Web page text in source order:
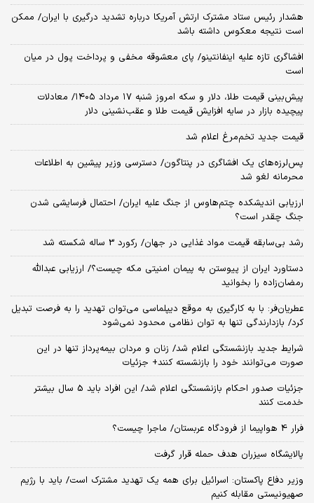
هشدار رئیس ستاد مشترک ارتش آمریکا درباره تشدید درگیری با ایران/ ممکن
است نتیجه معکوس داشته باشد
افشاگری تازه علیه اینفانتینو/ پای معشوقه مخفی و پرداخت پول در میان
است
پیش‌بینی قیمت طلا، دلار و سکه امروز شنبه ۱۷ مرداد ۱۴۰۵/ معادلات
پیچیده بازار در سایه افزایش قیمت طلا و عقب‌نشینی دلار
قیمت جدید تخم‌مرغ اعلام شد
پس‌لرزه‌های یک افشاگری در پنتاگون/ دسترسی وزیر پیشین به اطلاعات
محرمانه لغو شد
ارزیابی اندیشکده چتم‌هاوس از جنگ علیه ایران/ احتمال فرسایشی شدن
جنگ چقدر است؟
رشد بی‌سابقه قیمت مواد غذایی در جهان/ رکورد 3 ساله شکسته شد
دستاورد ایران از پیوستن به پیمان امنیتی مکه چیست؟/ ارزیابی عبدالله
رمضان‌زاده را بخوانید
عطریان‌فر: با به کارگیری به موقع دیپلماسی می‌توان تهدید را به فرصت تبدیل
کرد/ بازدارندگی تنها به توان نظامی محدود نمی‌شود
شرایط جدید بازنشستگی اعلام شد/ زنان و مردان بیمه‌پرداز تنها در این
صورت می‌توانند خود را بازنشسته کنند+ جزئیات
جزئیات صدور احکام بازنشستگی اعلام شد/ این افراد باید 5 سال بیشتر
خدمت کنند
فرار 4 هواپیما از فرودگاه عربستان/ ماجرا چیست؟
پالایشگاه سیزران هدف حمله قرار گرفت
وزیر دفاع پاکستان: اسرائیل برای همه یک تهدید مشترک است/ باید با رژیم
صهیونیستی مقابله کنیم